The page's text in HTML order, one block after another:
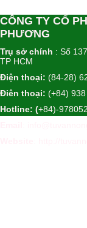
CÔNG TY CỔ
Trụ sở chính : Số
TP HCM
Điện thoại: (84-28)
Điên thoại: (+84)
Hotline: (+84)-